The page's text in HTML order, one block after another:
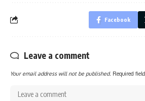
Facebook
Leave a comment
Your email address will not be published. Required